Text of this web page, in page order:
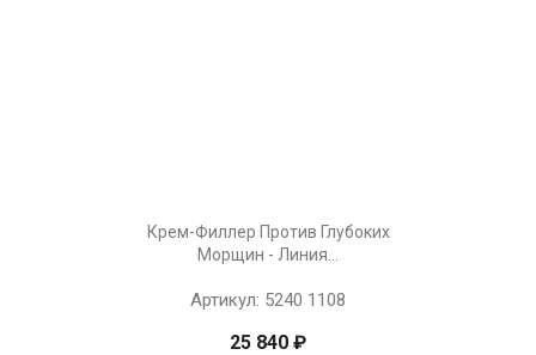
Крем-Филлер Против Глубоких
Морщин - Линия...
Артикул: 5240 1108
25 840 ₽